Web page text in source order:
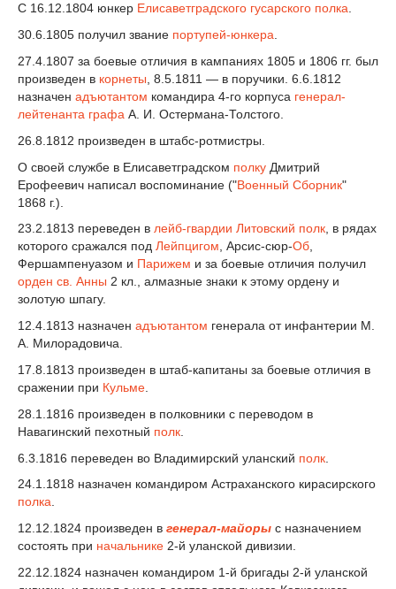
С 16.12.1804 юнкер Елисаветградского гусарского полка.
30.6.1805 получил звание портупей-юнкера
27.4.1807 за боевые отличия в кампаниях 1805 и 1806 гг. был
произведен в корнеты , 8.5.1811 — в поручики. 6.6.1812
назначен адъютантом командира 4-го корпуса генерал-
лейтенанта графа А. И. Остермана-Толстого.
26.8.1812 произведен в штабс-ротмистры.
О своей службе в Елисаветградском полку Дмитрий
Ерофеевич написал воспоминание ("Военный Сборник"
1868 г.).
23.2.1813 переведен в лейб-гвардии Литовский полк, в рядах
которого сражался под Лейпцигом, Арсис-сюр-Об,
Фершампенуазом и Парижем и за боевые отличия получил
орден св. Анны 2 кл., алмазные знаки к этому ордену и
золотую шпагу.
12.4.1813 назначен адъютантом генерала от инфантерии М.
А. Милорадовича.
17.8.1813 произведен в штаб-капитаны за боевые отличия в
сражении при Кульме
28.1.1816 произведен в полковники с переводом в
Навагинский пехотный полк
6.3.1816 переведен во Владимирский уланский полк
24.1.1818 назначен командиром Астраханского кирасирского
полка.
12.12.1824 произведен в генерал-майоры с назначением
состоять при начальнике 2-й уланской дивизии.
22.12.1824 назначен командиром 1-й бригады 2-й уланской